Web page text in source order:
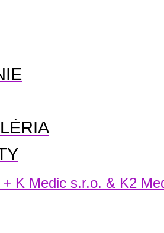
+ K Medic s.r.o. & K2